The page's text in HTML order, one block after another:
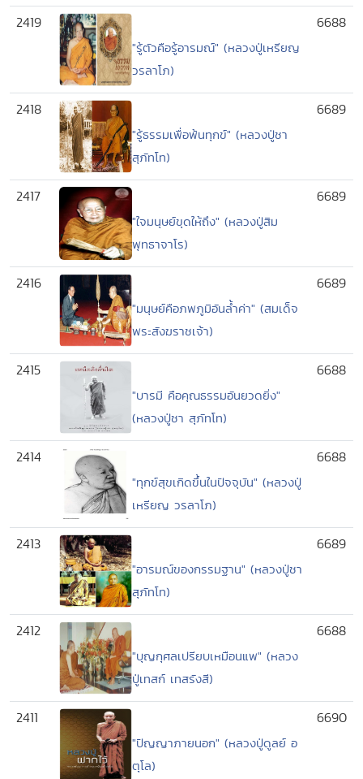
2419
"รู้ตัวคือรู้อารมณ์" (หลวงปู่เหรียญ
วรลาโภ)
6688
2418
"รู้ธรรมเพื่อพ้นทุกข์" (หลวงปู่ชา
สุภัทโท)
6689
2417
"ใจมนุษย์ขุดให้ถึง" (หลวงปู่สิม
พุทธาจาโร)
6689
2416
"มนุษย์คือภพภูมิอันล้ำค่า" (สมเด็จ
พระสังฆราชเจ้า)
6689
2415
"บารมี คือคุณธรรมอันยวดยิ่ง"
(หลวงปู่ชา สุภัทโท)
6688
2414
"ทุกข์สุขเกิดขึ้นในปัจจุบัน" (หลวงปู่
เหรียญ วรลาโภ)
6688
2413
"อารมณ์ของกรรมฐาน" (หลวงปู่ชา
สุภัทโท)
6689
2412
"บุญกุศลเปรียบเหมือนแพ" (หลวง
ปู่เทสก์ เทสรังสี)
6688
2411
"ปัญญาภายนอก" (หลวงปู่ดูลย์ อ
ตุโล)
6690